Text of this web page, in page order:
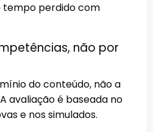
tempo perdido com
não por
do conteúdo, não a
avaliação é baseada no
e nos simulados.